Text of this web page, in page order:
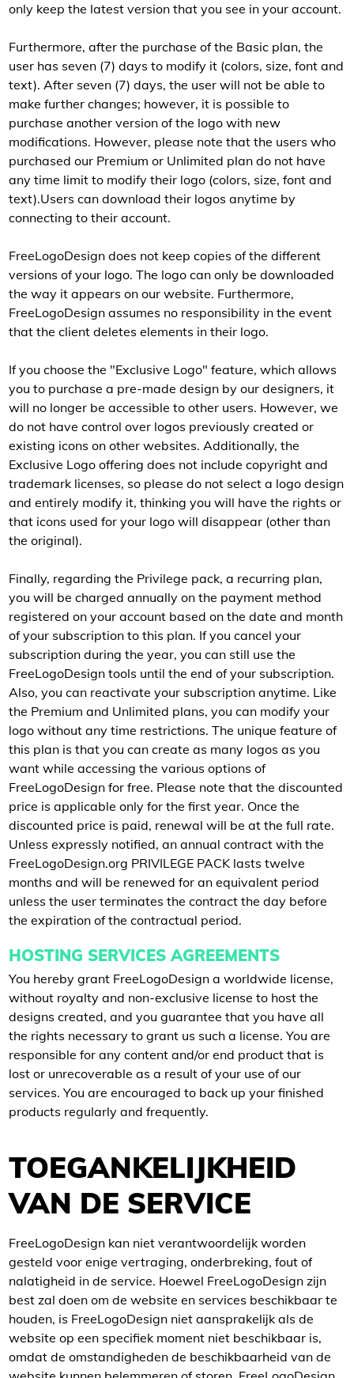
only keep the latest version that you see in your account.
Furthermore, after the purchase of the Basic plan, the
user has seven (7) days to modify it (colors, size, font and
text). After seven (7) days, the user will not be able to
make further changes; however, it is possible to
purchase another version of the logo with new
modifications. However, please note that the users who
purchased our Premium or Unlimited plan do not have
any time limit to modify their logo (colors, size, font and
text).Users can download their logos anytime by
connecting to their account.
FreeLogoDesign does not keep copies of the different
versions of your logo. The logo can only be downloaded
the way it appears on our website. Furthermore,
FreeLogoDesign assumes no responsibility in the event
that the client deletes elements in their logo.
If you choose the "Exclusive Logo" feature, which allows
you to purchase a pre-made design by our designers, it
will no longer be accessible to other users. However, we
do not have control over logos previously created or
existing icons on other websites. Additionally, the
Exclusive Logo offering does not include copyright and
trademark licenses, so please do not select a logo design
and entirely modify it, thinking you will have the rights or
that icons used for your logo will disappear (other than
the original).
Finally, regarding the Privilege pack, a recurring plan,
you will be charged annually on the payment method
registered on your account based on the date and month
of your subscription to this plan. If you cancel your
subscription during the year, you can still use the
FreeLogoDesign tools until the end of your subscription.
Also, you can reactivate your subscription anytime. Like
the Premium and Unlimited plans, you can modify your
logo without any time restrictions. The unique feature of
this plan is that you can create as many logos as you
want while accessing the various options of
FreeLogoDesign for free. Please note that the discounted
price is applicable only for the first year. Once the
discounted price is paid, renewal will be at the full rate.
Unless expressly notified, an annual contract with the
FreeLogoDesign.org PRIVILEGE PACK lasts twelve
months and will be renewed for an equivalent period
unless the user terminates the contract the day before
the expiration of the contractual period.
HOSTING SERVICES AGREEMENTS
You hereby grant FreeLogoDesign a worldwide license,
without royalty and non-exclusive license to host the
designs created, and you guarantee that you have all
the rights necessary to grant us such a license. You are
responsible for any content and/or end product that is
lost or unrecoverable as a result of your use of our
services. You are encouraged to back up your finished
products regularly and frequently.
TOEGANKELIJKHEID
VAN DE SERVICE
FreeLogoDesign kan niet verantwoordelijk worden
gesteld voor enige vertraging, onderbreking, fout of
nalatigheid in de service. Hoewel FreeLogoDesign zijn
best zal doen om de website en services beschikbaar te
houden, is FreeLogoDesign niet aansprakelijk als de
website op een specifiek moment niet beschikbaar is,
omdat de omstandigheden de beschikbaarheid van de